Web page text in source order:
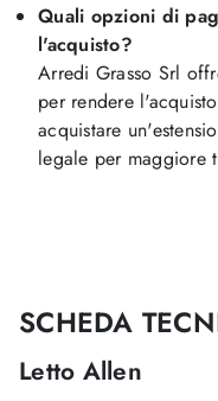
Quali opzioni di
l'acquisto?
Arredi Grasso Srl
per rendere
acquistare
legale per maggiore
SCHEDA
Letto Allen